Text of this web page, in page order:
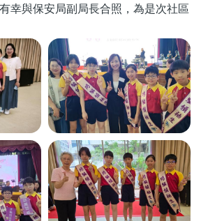
幸與保安局副局長合照，為是次社區